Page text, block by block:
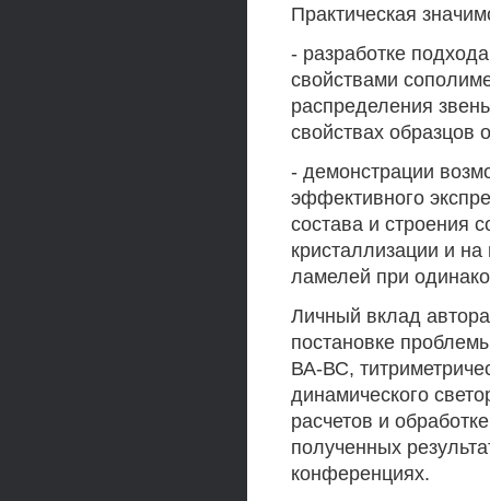
Практическая
- разработке
свойствами
распределения
свойствах образцов
- демонстрации
эффективного
состава и строения
кристаллизации и
ламелей при
Личный вклад
постановке
ВА-ВС,
динамического
расчетов и
полученных
конференциях.